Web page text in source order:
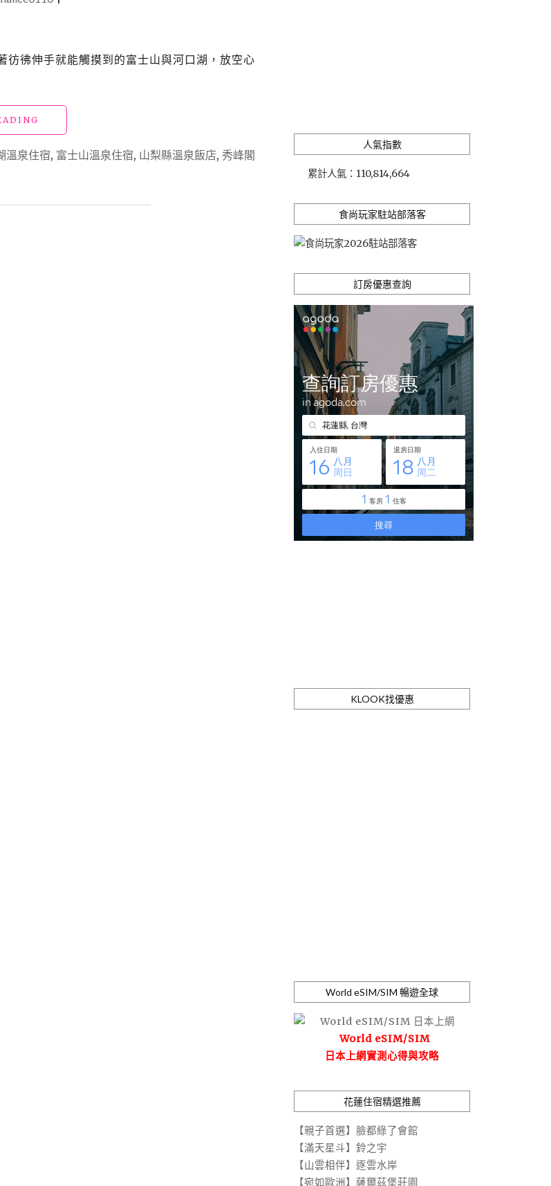
彿伸手就能觸摸到的富士山與河口湖，放空心
本
河
口
峰
溫泉住宿, 富士山溫泉住宿, 山梨縣溫泉飯店, 秀峰閣
人氣指數
累計人氣： 110,814,664
食尚玩家駐站部落客
訂房優惠查詢
KLOOK找優惠
World eSIM/SIM 暢遊全球
World eSIM/SIM
日本上網實測心得與攻略
花蓮住宿精選推薦
【親子首選】臉都綠了會館
【滿天星斗】鈴之宇
【山雲相伴】逐雲水岸
【宛如歐洲】薩爾茲堡莊園